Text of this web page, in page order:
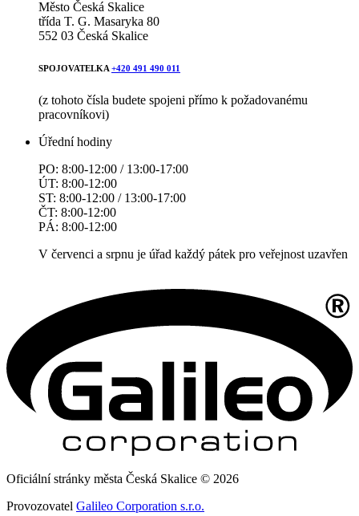
Město Česká Skalice
třída T. G. Masaryka 80
552 03 Česká Skalice
SPOJOVATELKA +420 491 490 011
(z tohoto čísla budete spojeni přímo k požadovanému
pracovníkovi)
Úřední hodiny
PO: 8:00-12:00 / 13:00-17:00
ÚT: 8:00-12:00
ST: 8:00-12:00 / 13:00-17:00
ČT: 8:00-12:00
PÁ: 8:00-12:00
V červenci a srpnu je úřad každý pátek pro veřejnost uzavřen
Oficiální stránky města Česká Skalice © 2026
Provozovatel Galileo Corporation s.r.o.